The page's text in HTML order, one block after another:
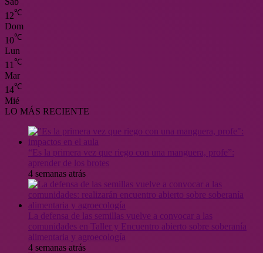
12℃
Dom
10℃
Lun
11℃
Mar
14℃
Mié
LO MÁS RECIENTE
“Es la primera vez que riego con una manguera, profe”:
aprender de los brotes
4 semanas atrás
La defensa de las semillas vuelve a convocar a las
comunidades en Taller y Encuentro abierto sobre soberanía
alimentaria y agroecología
4 semanas atrás